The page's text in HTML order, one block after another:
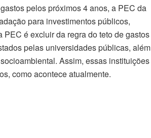
pelos próximos 4 anos, a PEC da
para investimentos públicos,
é excluir da regra do teto de gastos
pelas universidades públicas, além
Assim, essas instituições
como acontece atualmente.